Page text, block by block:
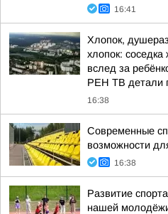
16:41
Хлопок,
хлопок:
вслед за
РЕН ТВ детали
16:38
Современные
возможности
16:38
Развитие
нашей